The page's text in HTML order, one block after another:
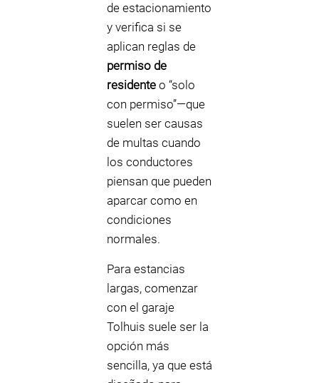
de estacionamiento
y verifica si se
aplican reglas de
permiso de
residente o “solo
con permiso”—que
suelen ser causas
de multas cuando
los conductores
piensan que pueden
aparcar como en
condiciones
normales.
Para estancias
largas, comenzar
con el garaje
Tolhuis suele ser la
opción más
sencilla, ya que está